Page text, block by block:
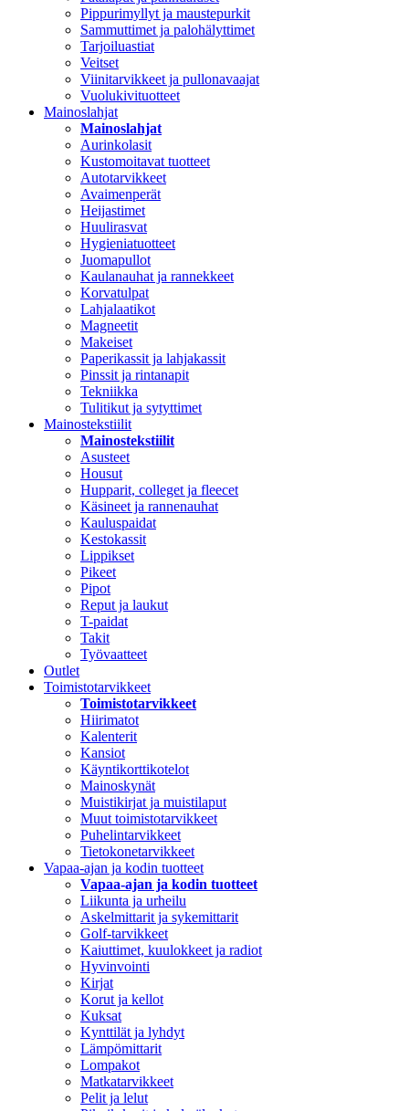
Pippurimyllyt ja maustepurkit
Sammuttimet ja palohälyttimet
Tarjoiluastiat
Veitset
Viinitarvikkeet ja pullonavaajat
Vuolukivituotteet
Mainoslahjat
Mainoslahjat
Aurinkolasit
Kustomoitavat tuotteet
Autotarvikkeet
Avaimenperät
Heijastimet
Huulirasvat
Hygieniatuotteet
Juomapullot
Kaulanauhat ja rannekkeet
Korvatulpat
Lahjalaatikot
Magneetit
Makeiset
Paperikassit ja lahjakassit
Pinssit ja rintanapit
Tekniikka
Tulitikut ja sytyttimet
Mainostekstiilit
Mainostekstiilit
Asusteet
Housut
Hupparit, colleget ja fleecet
Käsineet ja rannenauhat
Kauluspaidat
Kestokassit
Lippikset
Pikeet
Pipot
Reput ja laukut
T-paidat
Takit
Työvaatteet
Outlet
Toimistotarvikkeet
Toimistotarvikkeet
Hiirimatot
Kalenterit
Kansiot
Käyntikorttikotelot
Mainoskynät
Muistikirjat ja muistilaput
Muut toimistotarvikkeet
Puhelintarvikkeet
Tietokonetarvikkeet
Vapaa-ajan ja kodin tuotteet
Vapaa-ajan ja kodin tuotteet
Liikunta ja urheilu
Askelmittarit ja sykemittarit
Golf-tarvikkeet
Kaiuttimet, kuulokkeet ja radiot
Hyvinvointi
Kirjat
Korut ja kellot
Kuksat
Kynttilät ja lyhdyt
Lämpömittarit
Lompakot
Matkatarvikkeet
Pelit ja lelut